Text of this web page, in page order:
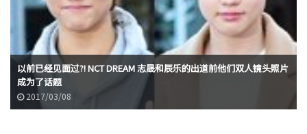
以前已经见面过?! NCT DREAM 志晟和辰乐的出道前他们双人镜头照片
成为了话题
2017/03/08